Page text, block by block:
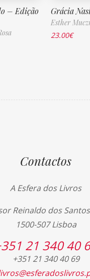
– Edição
Grácia
Esther
23.00€
Contactos
A Esfera dos Livros
Reinaldo dos Santos
1500-507 Lisboa
21 340 40
+351 21 340 40 69